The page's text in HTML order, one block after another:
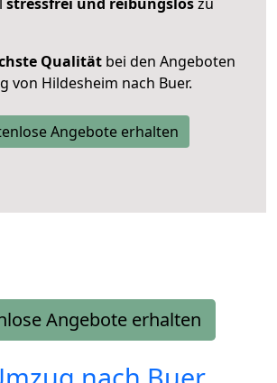
Qualität bei den Angeboten
von Hildesheim nach Buer.
Angebote erhalten
Angebote erhalten